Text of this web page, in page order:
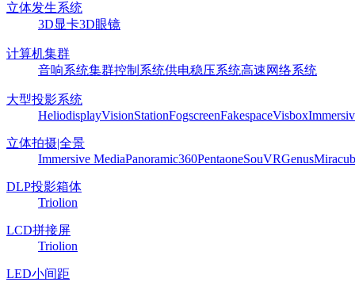
立体发生系统
3D显卡3D眼镜
计算机集群
音响系统集群控制系统供电稳压系统高速网络系统
大型投影系统
HeliodisplayVisionStationFogscreenFakespaceVisbox
立体拍摄|全景
Immersive MediaPanoramic360PentaoneSouVRGenus
DLP投影箱体
Triolion
LCD拼接屏
Triolion
LED小间距